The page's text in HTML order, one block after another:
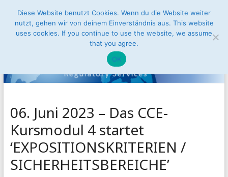
Zum
Inhalt
springen
Conusbat
Regulatory
Zugang
Binnenmarkt
der
Europäischen
Union
Menü
06. Juni 2023 – Das CCE-
Kursmodul 4 startet
‘EXPOSITIONSKRITERIEN /
SICHERHEITSBEREICHE’
Diese Website benutzt Cookies. Wenn du die Website weiter
nutzt, gehen wir von deinem Einverständnis aus. This website
uses cookies. If you continue to use the website, we assume
that you agree.
OK